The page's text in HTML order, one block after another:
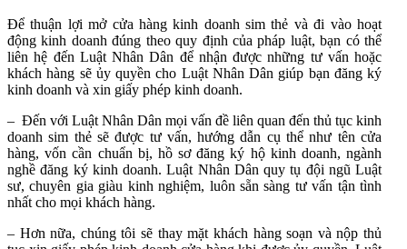
Để thuận lợi mở cửa hàng kinh doanh sim thẻ và đi vào hoạt
động kinh doanh đúng theo quy định của pháp luật, bạn có thể
liên hệ đến Luật Nhân Dân để nhận được những tư vấn hoặc
khách hàng sẽ ủy quyền cho Luật Nhân Dân giúp bạn đăng ký
kinh doanh và xin giấy phép kinh doanh.
– Đến với Luật Nhân Dân mọi vấn đề liên quan đến thủ tục kinh
doanh sim thẻ sẽ được tư vấn, hướng dẫn cụ thể như tên cửa
hàng, vốn cần chuẩn bị, hồ sơ đăng ký hộ kinh doanh, ngành
nghề đăng ký kinh doanh. Luật Nhân Dân quy tụ đội ngũ Luật
sư, chuyên gia giàu kinh nghiệm, luôn sẵn sàng tư vấn tận tình
nhất cho mọi khách hàng.
– Hơn nữa, chúng tôi sẽ thay mặt khách hàng soạn và nộp thủ